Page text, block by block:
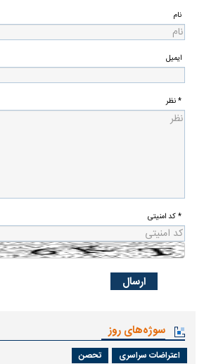
نام
ایمیل
* نظر
* کد امنیتی
سوژه‌های روز
اعتراضات سراسری تحصن